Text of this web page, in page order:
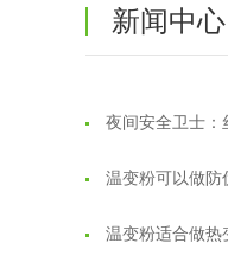
新闻中心
温变粉耐温真相